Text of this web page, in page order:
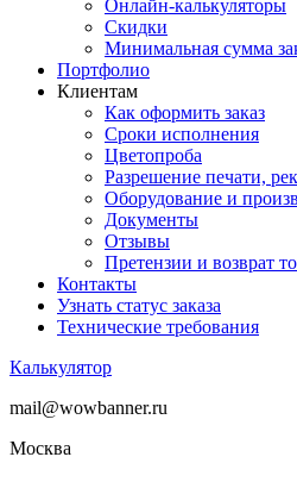
Онлайн-калькуляторы
Скидки
Минимальная сумма
Портфолио
Клиентам
Как оформить заказ
Сроки исполнения
Цветопроба
Разрешение печати,
Оборудование и
Документы
Отзывы
Претензии и возврат
Контакты
Узнать статус заказа
Технические требования
Калькулятор
mail@wowbanner.ru
Москва